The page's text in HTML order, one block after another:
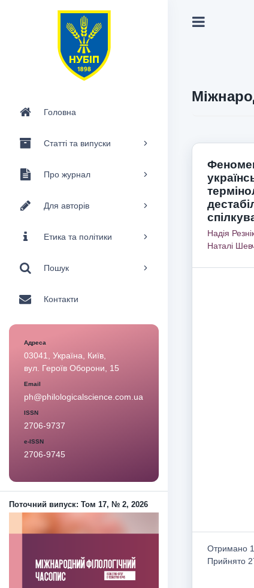
Головна
Статті та випуски
Про журнал
Для авторів
Етика та політики
Пошук
Контакти
Адреса
03041, Україна, Київ,
вул. Героїв Оборони, 15
Email
ph@philologicalscience.com.ua
ISSN
2706-9737
e-ISSN
2706-9745
Поточний випуск: Том 17, № 2, 2026
Надія
Наталі
Отримано
Прийнято